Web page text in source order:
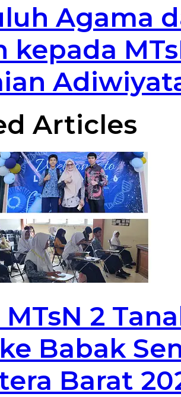
Agama
kepada
Articles
2
Babak
Barat